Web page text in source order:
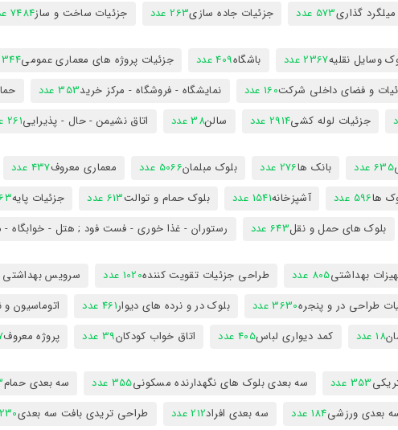
گذاری573 عدد جزئیات جاده سازی263 عدد جزئیات ساخت و ساز7484 عدد
وسایل نقلیه2367 عدد باشگاه409 عدد جزئیات پروژه های معماری عمومی344 عدد
و فضای داخلی شرکت160 عدد نمایشگاه - فروشگاه - مرکز خرید353 عدد
جزئیات لوله کشی2914 عدد سالن38 عدد اتاق نشیمن - حال - پذیرایی261 عدد
635 عدد بانک ها276 عدد بلوک مبلمان5066 عدد معماری معروف437 عدد
ها596 عدد آشپزخانه1541 عدد بلوک حمام و توالت613 عدد جزئیات پایه763
بلوک های حمل و نقل643 عدد رستوران - غذا خوری - فست فود ; هتل - خوابگاه -
بهداشتی805 عدد طراحی جزئیات تقویت کننده1020 عدد سرویس
طراحی در و پنجره3630 عدد بلوک در و نرده های دیوار461 عدد اتوماسیون
18 عدد کمد دیواری لباس405 عدد اتاق خواب کودکان39 عدد پروژه معروف
353 عدد سه بعدی بلوک های نگهدارنده مسکونی355 عدد سه بعدی حمام
بعدی ورزشی184 عدد سه بعدی افراد212 عدد طراحی تریدی بافت سه بعدی230 عدد